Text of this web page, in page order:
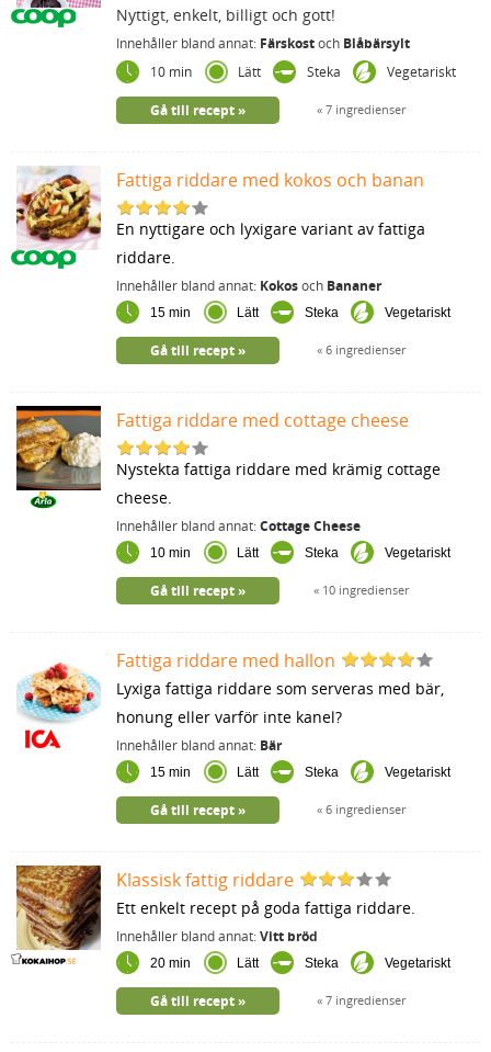
Nyttigt, enkelt, billigt och gott!
Innehåller bland annat: Färskostoch Blåbärsylt
10 min
Lätt Steka Vegetariskt
7 ingredienser
Gå till recept
Fattiga riddare med kokos och banan
En nyttigare och lyxigare variant av fattiga
riddare.
Innehåller bland annat: Kokosoch Bananer
15 min Lätt Steka Vegetariskt
6 ingredienser
Gå till recept
Fattiga riddare med cottage cheese
Nystekta fattiga riddare med krämig cottage
cheese.
Innehåller bland annat:Cottage Cheese
10 min Lätt Steka Vegetariskt
10 ingredienser
Gå till recept
Fattiga riddare med hallon
Lyxiga fattiga riddare som serveras med bär,
honung eller varför inte kanel?
Innehåller bland annat: Bär
15 min Lätt Steka Vegetariskt
6 ingredienser
Gå till recept
Klassisk fattig riddare
Ett enkelt recept på goda fattiga riddare.
Innehåller bland annat:Vitt bröd
20 min Lätt Steka Vegetariskt
7 ingredienser
Gå till recept